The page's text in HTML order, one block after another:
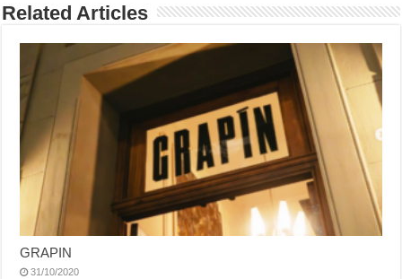
Related Articles
GRAPIN
31/10/2020